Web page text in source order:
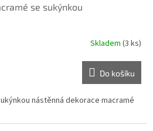
se sukýnkou
Skladem (3 ks)
Do košíku
nástěnná dekorace macramé